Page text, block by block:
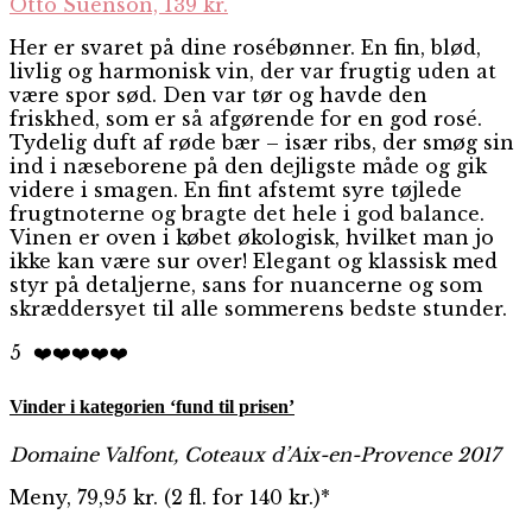
Her er svaret på dine rosébønner. En fin, blød,
livlig og harmonisk vin, der var frugtig uden at
være spor sød. Den var tør og havde den
friskhed, som er så afgørende for en god rosé.
Tydelig duft af røde bær – især ribs, der smøg sin
ind i næseborene på den dejligste måde og gik
videre i smagen. En fint afstemt syre tøjlede
frugtnoterne og bragte det hele i god balance.
Vinen er oven i købet økologisk, hvilket man jo
ikke kan være sur over! Elegant og klassisk med
styr på detaljerne, sans for nuancerne og som
skræddersyet til alle sommerens bedste stunder.
5 ❤️❤️❤️❤️❤️
Vinder i kategorien ‘fund til prisen’
Domaine Valfont, Coteaux d’Aix-en-Provence 2017
Meny, 79,95 kr. (2 fl. for 140 kr.)*